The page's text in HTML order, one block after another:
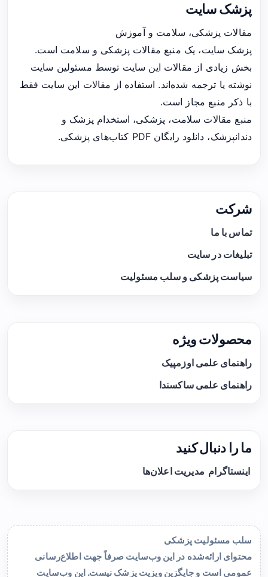
پزشک سایت
مقالات پزشکی، سلامت و آموزش
پزشک سایت، یک منبع مقالات پزشکی و سلامت است.
بخش زیادی از مقالات این سایت توسط مسئولین سایت
نوشته یا ترجمه شده‌اند. استفاده از مقالات این سایت فقط
با ذکر منبع مجاز است.
منبع مقالات سلامت، پزشکی، استخدام پزشک و
دندانپزشک، دانلود رایگان PDF کتاب‌های پزشکی.
شرکت
تماس با ما
تبلیغات در سایت
سیاست پزشکی و سلب مسئولیت
محصولات ویژه
راهنمای علمی اوزمپیک
راهنمای علمی ساکسندا
ما را دنبال کنید
اینستاگرام مدیریت اعلان‌ها
سلب مسئولیت پزشکی
محتوای ارائه‌شده در این وب‌سایت صرفاً جهت اطلاع‌رسانی
عمومی است و جایگزین ویزیت پزشک نیست. این وب‌سایت